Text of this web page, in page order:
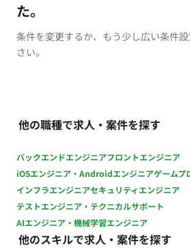
た。
条件を変更するか、もう少し広い条件
さい。
他の職種で求人・案件を探す
バックエンドエンジニアフロントエンジニア
iOSエンジニア・Androidエンジニアゲームプ
インフラエンジニアセキュリティエンジニア
テストエンジニア・テクニカルサポート
AIエンジニア・機械学習エンジニア
他のスキルで求人・案件を探す